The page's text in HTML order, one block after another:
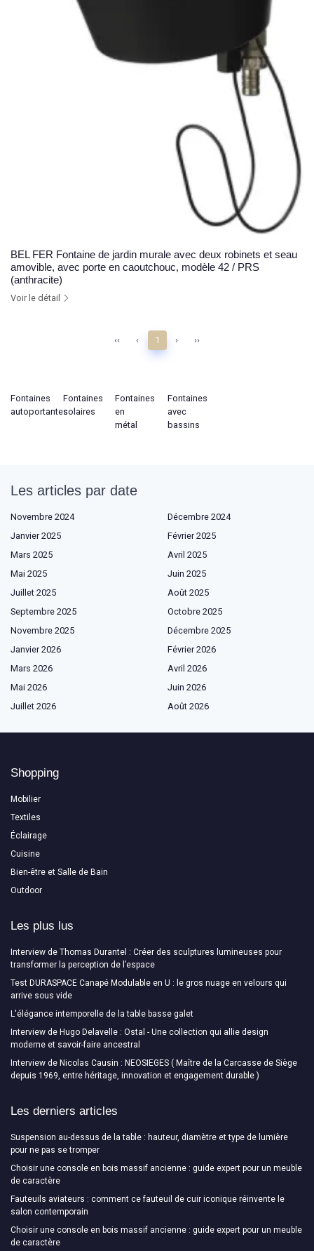
BEL FER Fontaine de jardin murale avec deux robinets et seau
amovible, avec porte en caoutchouc, modèle 42 / PRS
(anthracite)
Voir le détail
‹‹ ‹ 1 › ››
Fontaines
autoportantes
Fontaines
solaires
Fontaines
en
métal
Fontaines
avec
bassins
Les articles par date
Novembre 2024
Décembre 2024
Janvier 2025
Février 2025
Mars 2025
Avril 2025
Mai 2025
Juin 2025
Juillet 2025
Août 2025
Septembre 2025
Octobre 2025
Novembre 2025
Décembre 2025
Janvier 2026
Février 2026
Mars 2026
Avril 2026
Mai 2026
Juin 2026
Juillet 2026
Août 2026
Shopping
Mobilier
Textiles
Éclairage
Cuisine
Bien-être et Salle de Bain
Outdoor
Les plus lus
Interview de Thomas Durantel : Créer des sculptures lumineuses pour
transformer la perception de l’espace
Test DURASPACE Canapé Modulable en U : le gros nuage en velours qui
arrive sous vide
L'élégance intemporelle de la table basse galet
Interview de Hugo Delavelle : Ostal - Une collection qui allie design
moderne et savoir-faire ancestral
Interview de Nicolas Causin : NEOSIEGES ( Maître de la Carcasse de Siège
depuis 1969, entre héritage, innovation et engagement durable )
Les derniers articles
Suspension au-dessus de la table : hauteur, diamètre et type de lumière
pour ne pas se tromper
Choisir une console en bois massif ancienne : guide expert pour un meuble
de caractère
Fauteuils aviateurs : comment ce fauteuil de cuir iconique réinvente le
salon contemporain
Choisir une console en bois massif ancienne : guide expert pour un meuble
de caractère